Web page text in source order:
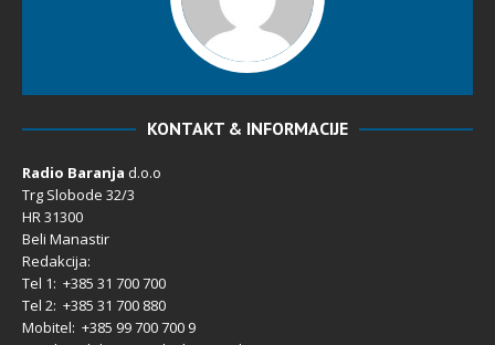
KONTAKT & INFORMACIJE
Radio Baranja d.o.o
Trg Slobode 32/3
HR 31300
Beli Manastir
Redakcija:
Tel 1: +385 31 700 700
Tel 2: +385 31 700 880
Mobitel: +385 99 700 700 9